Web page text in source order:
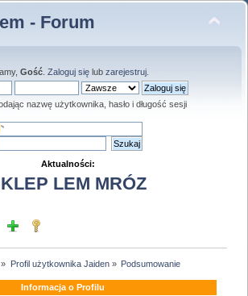
- Forum
Gość. Zaloguj sięlub zarejestruj.
nazwę użytkownika, hasło i długość sesji
Aktualności:
LEM MRÓZ
» Profil użytkownika Jaiden» Podsumowanie
Informacja o Profilu